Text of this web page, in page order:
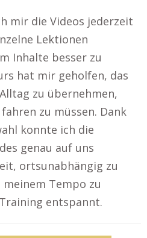
mir die Videos jederzeit
Lektionen
Inhalte besser zu
hat mir geholfen, das
zu übernehmen,
zu müssen. Dank
konnte ich die
genau auf uns
ortsunabhängig zu
Tempo zu
entspannt.